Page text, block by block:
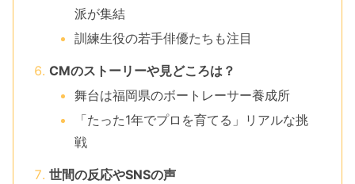
派が集結
訓練生役の若手俳優たちも注目
CMのストーリーや見どころは？
舞台は福岡県のボートレーサー養成所
「たった1年でプロを育てる」リアルな挑
戦
世間の反応やSNSの声